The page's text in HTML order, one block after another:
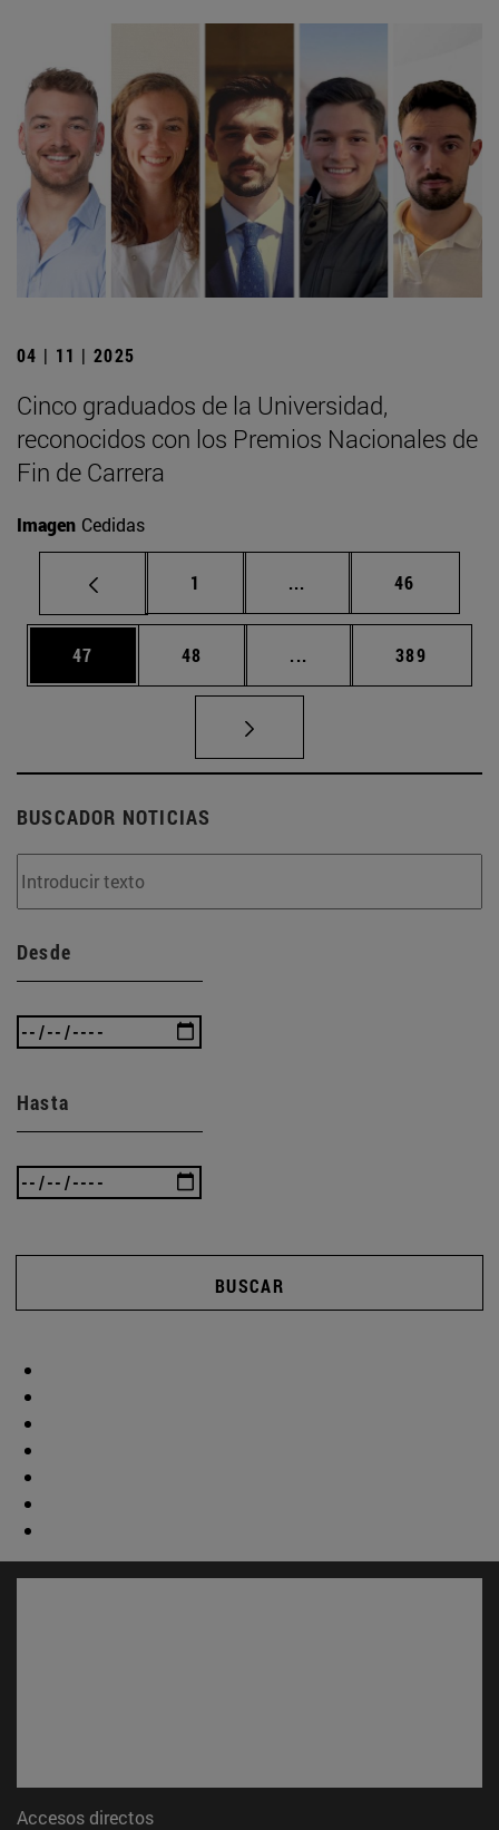
04 | 11 | 2025
Cinco graduados de la Universidad,
reconocidos con los Premios Nacionales de
Fin de Carrera
Imagen Cedidas
Página
1 ... Páginas intermedias
Página
46
Página
47 Página
48 ... Páginas intermedias
Página
389
BUSCADOR NOTICIAS
Desde
Hasta
BUSCAR
Accesos directos